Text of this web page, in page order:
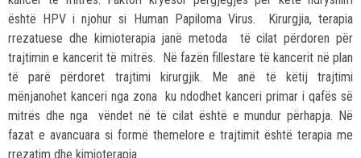
është HPV i njohur si Human Papiloma Virus. Kirurgjia, terapia
rrezatuese dhe kimioterapia janë metoda të cilat përdoren për
trajtimin e kancerit të mitrës. Në fazën fillestare të kancerit në plan
të parë përdoret trajtimi kirurgjik. Me anë të këtij trajtimi
mënjanohet kanceri nga zona ku ndodhet kanceri primar i qafës së
mitrës dhe nga vëndet në të cilat është e mundur përhapja. Në
fazat e avancuara si formë themelore e trajtimit është terapia me
rrezatim dhe kimioterapia.